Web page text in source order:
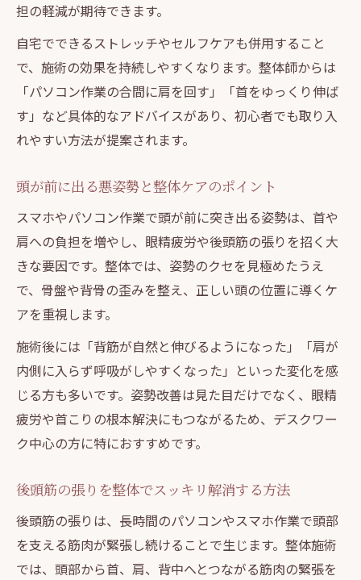
担の軽減が期待できます。
自宅でできるストレッチやセルフケアも併用すること
で、施術の効果を持続しやすくなります。整体師からは
「パソコン作業の合間に肩を回す」「首をゆっくり伸ば
す」など具体的なアドバイスがあり、初心者でも取り入
れやすい方法が提案されます。
頭が前に出る悪姿勢と整体ケアのポイント
スマホやパソコン作業で頭が前に突き出る姿勢は、首や
肩への負担を増やし、眼精疲労や後頭筋の張りを招く大
きな要因です。整体では、姿勢のクセを見極めたうえ
で、骨盤や背骨の歪みを整え、正しい頭の位置に導くケ
アを重視します。
施術後には「背筋が自然と伸びるようになった」「肩が
内側に入らず呼吸がしやすくなった」といった変化を感
じる方も多いです。姿勢改善は見た目だけでなく、眼精
疲労や首こりの根本解決にもつながるため、デスクワー
ク中心の方に特におすすめです。
後頭筋の張りを整体でスッキリ解消する方法
後頭筋の張りは、長時間のパソコンやスマホ作業で頭部
を支える筋肉が緊張し続けることで生じます。整体施術
では、頭部から首、肩、背中へとつながる筋肉の緊張を